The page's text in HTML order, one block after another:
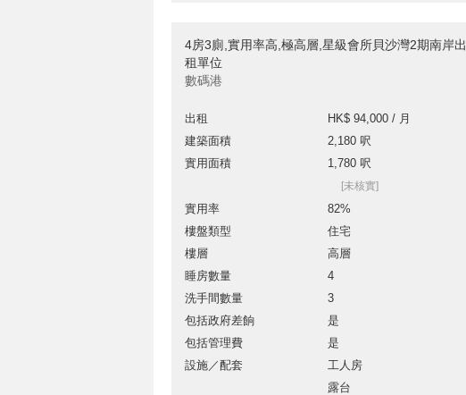
4房3廁,實用率高,極高層,星級會所貝沙灣2期南岸出
租單位
數碼港
出租
HK$ 94,000 / 月
建築面積
2,180 呎
實用面積
1,780 呎
[未核實]
實用率
82%
樓盤類型
住宅
樓層
高層
睡房數量
4
洗手間數量
3
包括政府差餉
是
包括管理費
是
設施／配套
工人房
露台